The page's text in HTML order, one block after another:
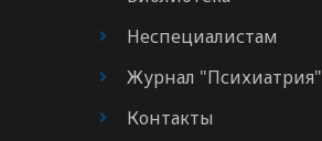
Неспециалистам
Журнал "Психиатрия"
Контакты